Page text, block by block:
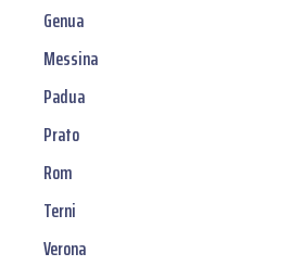
Genua
Messina
Padua
Prato
Rom
Terni
Verona